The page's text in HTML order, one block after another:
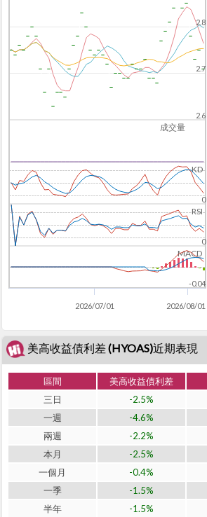
成交量
KD
RSI
MACD
2026/07/01 2026/08/01
2.6
2.7
2.8
0
0
-0.04
美高收益債利差 (HYOAS)近期表現
區間 美高收益債利差
三日
-2.5%
一週
-4.6%
兩週
-2.2%
本月
-2.5%
一個月
-0.4%
一季
-1.5%
半年
-1.5%